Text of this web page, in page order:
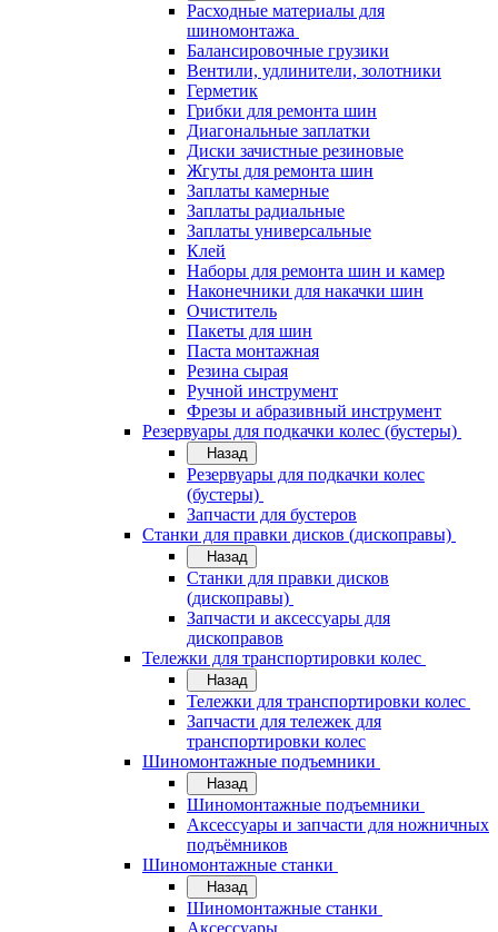
Расходные материалы для
шиномонтажа
Балансировочные грузики
Вентили, удлинители, золотники
Герметик
Грибки для ремонта шин
Диагональные заплатки
Диски зачистные резиновые
Жгуты для ремонта шин
Заплаты камерные
Заплаты радиальные
Заплаты универсальные
Клей
Наборы для ремонта шин и камер
Наконечники для накачки шин
Очиститель
Пакеты для шин
Паста монтажная
Резина сырая
Ручной инструмент
Фрезы и абразивный инструмент
Резервуары для подкачки колес (бустеры)
Назад
Резервуары для подкачки колес
(бустеры)
Запчасти для бустеров
Станки для правки дисков (дископравы)
Назад
Станки для правки дисков
(дископравы)
Запчасти и аксессуары для
дископравов
Тележки для транспортировки колес
Назад
Тележки для транспортировки колес
Запчасти для тележек для
транспортировки колес
Шиномонтажные подъемники
Назад
Шиномонтажные подъемники
Аксессуары и запчасти для ножничных
подъёмников
Шиномонтажные станки
Назад
Шиномонтажные станки
Аксессуары